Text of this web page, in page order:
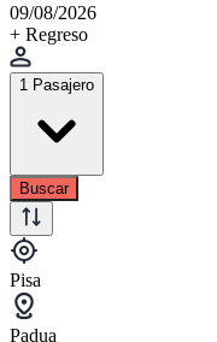
09/08/2026
+ Regreso
1 Pasajero
Buscar
Pisa
Padua